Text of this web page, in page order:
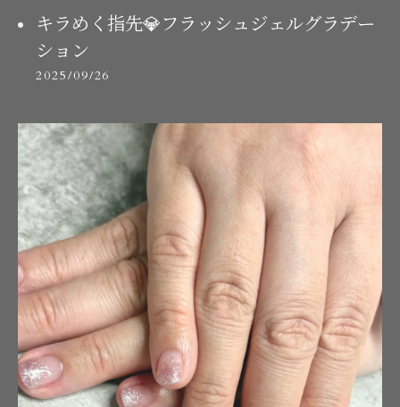
キラめく指先💎フラッシュジェルグラデー
ション
2025/09/26